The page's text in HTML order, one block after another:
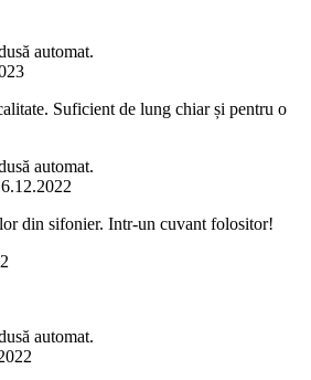
automat.
Suficient de lung chiar și pentru o
automat.
din sifonier. Intr-un cuvant folositor!
automat.